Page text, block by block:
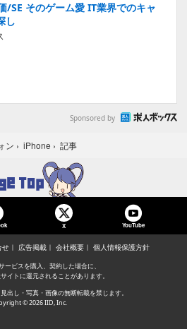
/SE そのゲーム愛 IT業界でのキャ
し
Sponsored by
ン › iPhone › 記事
X YouTube
せ 広告掲載 会社概要 個人情報保護方針
ービスを購入、契約した場合に、
イトに還元されることがあります。
出し・写真・画像の無断転載を禁じます。
© 2026 IID, Inc.